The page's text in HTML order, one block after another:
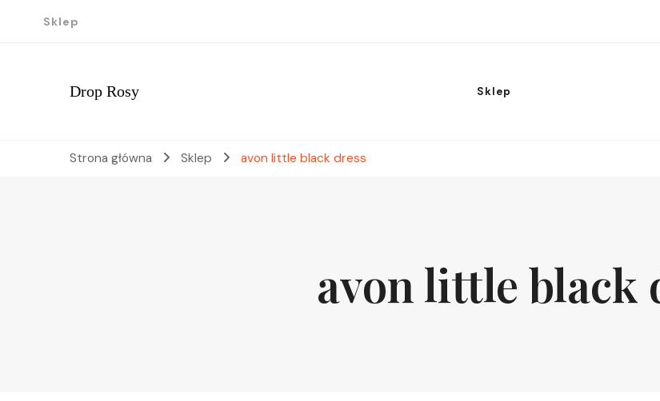
Sklep
Drop Rosy Sklep
Strona główna Sklep avon little black dress
avon little black